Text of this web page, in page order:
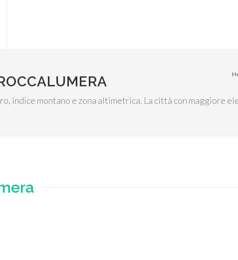
indice montano e zona altimetrica. La città con maggiore